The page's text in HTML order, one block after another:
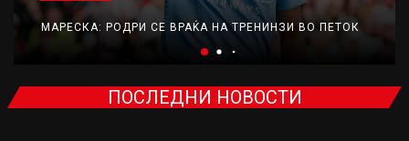
МАРЕСКА: РОДРИ СЕ ВРАЌА НА ТРЕНИНЗИ ВО ПЕТОК
ПОСЛЕДНИ НОВОСТИ